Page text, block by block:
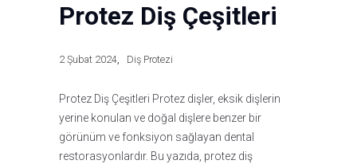
Protez Diş Çeşitleri
2 Şubat 2024 Diş Protezi
Protez Diş Çeşitleri Protez dişler, eksik dişlerin
yerine konulan ve doğal dişlere benzer bir
görünüm ve fonksiyon sağlayan dental
restorasyonlardır. Bu yazıda, protez diş